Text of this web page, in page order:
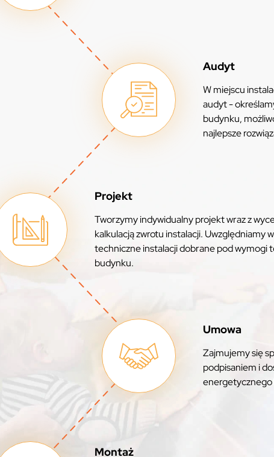
Audyt
W miejscu
audyt -
budynku,
najlepsze
Projekt
Tworzymy indywidualny projekt wraz z
kalkulacją zwrotu instalacji. Uwzględniamy
techniczne instalacji dobrane pod wymogi
budynku.
Umowa
Zajmujemy się
podpisaniem i
energetycznego
Montaż